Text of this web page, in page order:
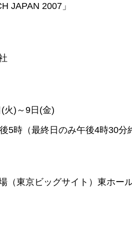
JAPAN 2007」
火)～9日(金)
5時（最終日のみ午後4時30分
（東京ビッグサイト）東ホー